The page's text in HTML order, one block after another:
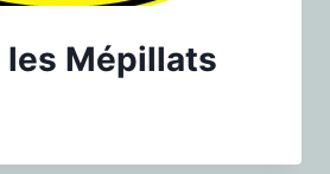
Mépillats